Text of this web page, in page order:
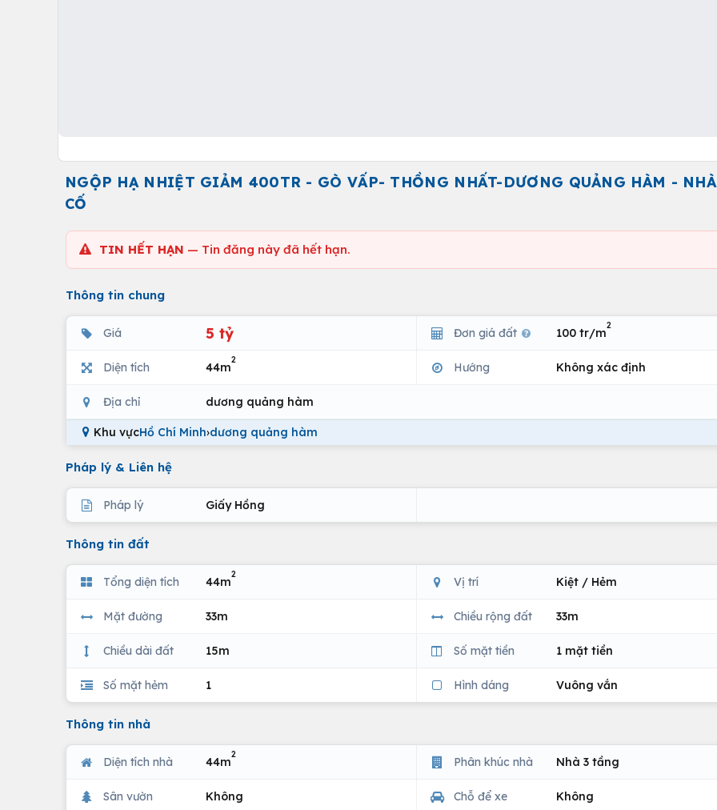
NGỘP HẠ NHIỆT GIẢM 400TR - GÒ VẤP- THỒNG NHẤT-DƯƠNG QUẢNG HÀM -
CỐ
TIN HẾT HẠN — Tin đăng này đã hết hạn.
Thông tin chung
Giá 5 tỷ Đơn giá đất 100 tr/m
2
Diện tích 44m
2
Hướng Không xác định
Địa chỉ dương quảng hàm
Khu vựcHồ Chí Minh›dương quảng hàm
Pháp lý & Liên hệ
Pháp lý Giấy Hồng
Thông tin đất
Tổng diện tích 44m
2
Vị trí Kiệt / Hẻm
Mặt đường 33m Chiều rộng đất 33m
Chiều dài đất 15m Số mặt tiền 1 mặt tiền
Số mặt hẻm 1 Hình dáng Vuông vắn
Thông tin nhà
Diện tích nhà 44m
2
Phân khúc nhà Nhà 3 tầng
Sân vườn Không Chỗ để xe Không